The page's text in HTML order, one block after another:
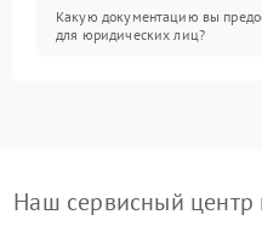
Какую документацию вы
для юридических лиц?
Наш сервисный